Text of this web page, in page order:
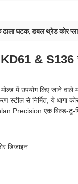
ढाला घटक,डबल थ्रेड कोर
& S136
में उपयोग किए जाने वाले
से निर्मित, ये धागा
Precision एक बिल्ड-टू-
डिजाइन